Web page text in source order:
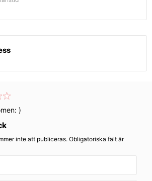
)
inte att publiceras. Obligatoriska fält är